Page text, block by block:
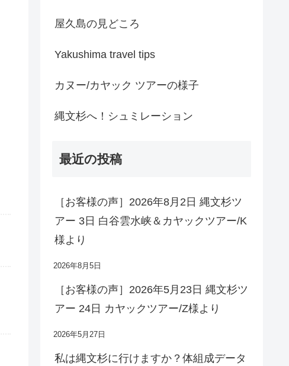
屋久島の見どころ
Yakushima travel tips
カヌー/カヤック ツアーの様子
縄文杉へ！シュミレーション
最近の投稿
［お客様の声］2026年8月2日 縄文杉ツ
アー 3日 白谷雲水峡＆カヤックツアー/K
様より
2026年8月5日
［お客様の声］2026年5月23日 縄文杉ツ
アー 24日 カヤックツアー/Z様より
2026年5月27日
私は縄文杉に行けますか？体組成データ